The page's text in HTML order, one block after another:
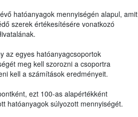
hatóanyagok mennyiségén alapul, amit
szerek értékesítésére vonatkozó
az egyes hatóanyagcsoportok
meg kell szorozni a csoportra
kell a számítások eredményeit.
ezt 100-as alapértékként
hatóanyagok súlyozott mennyiségét.